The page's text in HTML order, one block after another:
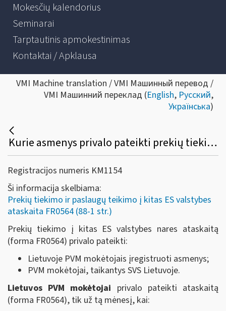
Mokesčių kalendorius
Seminarai
Tarptautinis apmokestinimas
Kontaktai / Apklausa
VMI Machine translation / VMI Машинный перевод /
VMI Машинний переклад (English, Русский,
Українська)
Kurie asmenys privalo pateikti prekių tiekimo ir paslaugų teikimo į kitas ES valstybes nares ataskaitą (FR0564)?
Registracijos numeris KM1154
Ši informacija skelbiama:
Prekių tiekimo ir paslaugų teikimo į kitas ES valstybes
ataskaita FR0564 (88-1 str.)
Prekių tiekimo į kitas ES valstybes nares ataskaitą
(forma FR0564) privalo pateikti:
Lietuvoje PVM mokėtojais įregistruoti asmenys;
PVM mokėtojai, taikantys SVS Lietuvoje.
Lietuvos PVM mokėtojai privalo pateikti ataskaitą
(forma FR0564), tik už tą mėnesį, kai: